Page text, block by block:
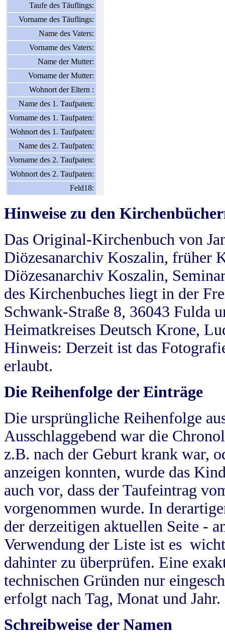
Taufe des Täuflings:
Vorname des Täuflings:
Name des Vaters:
Vorname des Vaters:
Name der Mutter:
Vorname der Mutter:
Wohnort der Eltern :
Name des 1. Taufpaten:
Vorname des 1. Taufpaten:
Wohnort des 1. Taufpaten:
Name des 2. Taufpaten:
Vorname des 2. Taufpaten:
Wohnort des 2. Taufpaten:
Feld18:
Hinweise zu den
Das Original-Kirchenbuch von
Diözesanarchiv Koszalin, früher
Diözesanarchiv Koszalin,
des Kirchenbuches liegt in der
Schwank-Straße 8, 36043 Fulda
Heimatkreises Deutsch Krone,
Hinweis: Derzeit ist das
erlaubt.
Die Reihenfolge der Einträge
Die ursprüngliche Reihenfolge
Ausschlaggebend war die
z.B. nach der Geburt krank war,
anzeigen konnten, wurde das
auch vor, dass der Taufeintrag
vorgenommen wurde. In
der derzeitigen aktuellen Seite -
Verwendung der Liste ist es
dahinter zu überprüfen. Eine
technischen Gründen nur
erfolgt nach Tag, Monat und Jahr.
Schreibweise der Namen